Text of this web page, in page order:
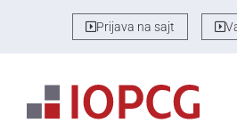
Prijava na sajt